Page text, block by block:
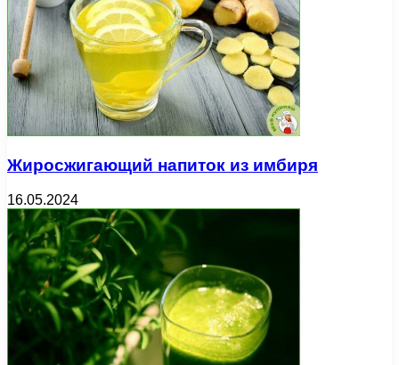
Жиросжигающий напиток из имбиря
16.05.2024